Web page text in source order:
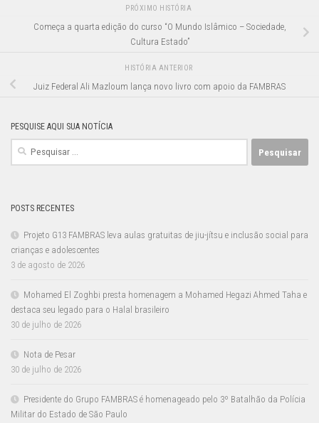
PRÓXIMO HISTÓRIA
Começa a quarta edição do curso “O Mundo Islâmico – Sociedade,
Cultura Estado”
HISTÓRIA ANTERIOR
Juiz Federal Ali Mazloum lança novo livro com apoio da FAMBRAS
PESQUISE AQUI SUA NOTÍCIA
Pesquisar
POSTS RECENTES
Projeto G13 FAMBRAS leva aulas gratuitas de jiu-jítsu e inclusão social para
crianças e adolescentes
3 de agosto de 2026
Mohamed El Zoghbi presta homenagem a Mohamed Hegazi Ahmed Taha e
destaca seu legado para o Halal brasileiro
30 de julho de 2026
Nota de Pesar
30 de julho de 2026
Presidente do Grupo FAMBRAS é homenageado pelo 3º Batalhão da Polícia
Militar do Estado de São Paulo